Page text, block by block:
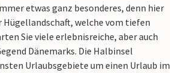
etwas ganz besonderes, denn hier
welche vom tiefen
Sie viele erlebnisreiche, aber auch
Dänemarks. Die Halbinsel
Urlaubsgebiete um einen Urlaub im